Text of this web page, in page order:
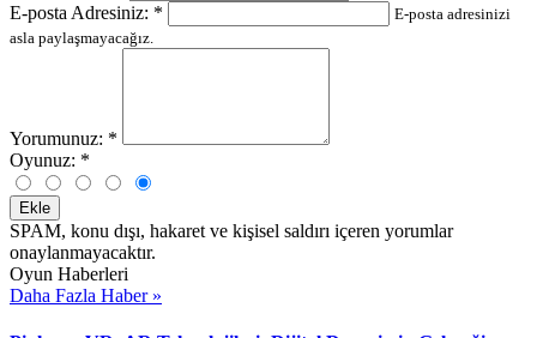
E-posta Adresiniz: *
E-posta adresinizi
asla paylaşmayacağız.
Yorumunuz: *
Oyunuz: *
Ekle
SPAM, konu dışı, hakaret ve kişisel saldırı içeren yorumlar
onaylanmayacaktır.
Oyun Haberleri
Daha Fazla Haber »